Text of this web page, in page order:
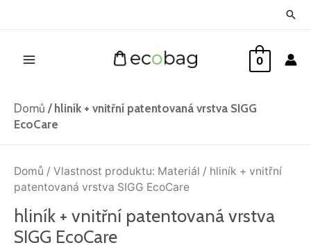
0
Domů / hliník + vnitřní patentovaná vrstva SIGG
EcoCare
Domů / Vlastnost produktu: Materiál / hliník + vnitřní
patentovaná vrstva SIGG EcoCare
hliník + vnitřní patentovaná vrstva
SIGG EcoCare